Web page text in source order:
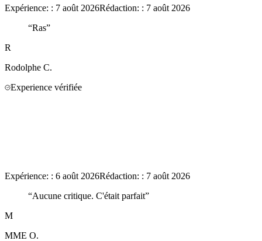
Expérience: : 7 août 2026Rédaction: : 7 août 2026
“Ras”
R
Rodolphe C.
Experience vérifiée
Expérience: : 6 août 2026Rédaction: : 7 août 2026
“Aucune critique. C'était parfait”
M
MME O.